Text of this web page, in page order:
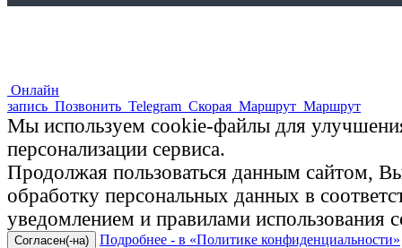
Онлайн
запись Позвонить Telegram Скорая Маршрут Маршрут
Мы используем cookie-файлы для
персонализации сервиса.
Продолжая пользоваться данным сайтом, Вы
обработку персональных данных в
уведомлением и правилами использования
Согласен(-на) Подробнее - в «Политике конфиденциальности»